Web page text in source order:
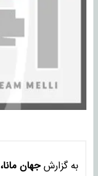
به گزارشجهان مانا،